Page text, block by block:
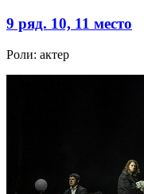
9 ряд. 10, 11 место
Роли: актер